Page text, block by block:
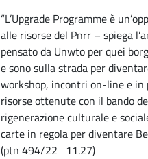
“L’Upgrade Programme è
alle risorse del Pnrr – spiega
pensato da Unwto per quei
e sono sulla strada per
workshop, incontri on-line e in
risorse ottenute con il bando
rigenerazione culturale e
carte in regola per diventare
(ptn 494/22 11.27)